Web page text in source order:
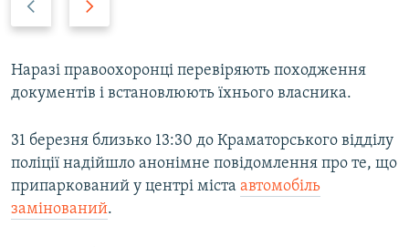
а
д
р
е
Наразі правоохоронці перевіряють походження
документів і встановлюють їхнього власника.
31 березня близько 13:30 до Краматорського відділу
поліції надійшло анонімне повідомлення про те, що
припаркований у центрі міста автомобіль
замінований.